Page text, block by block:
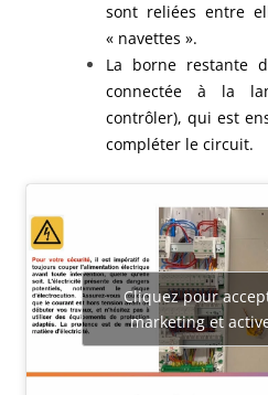
sont reliées entre
« navettes ».
La borne restante
connectée à la
contrôler), qui est
compléter le circuit.
Cliquez pour
marketing et